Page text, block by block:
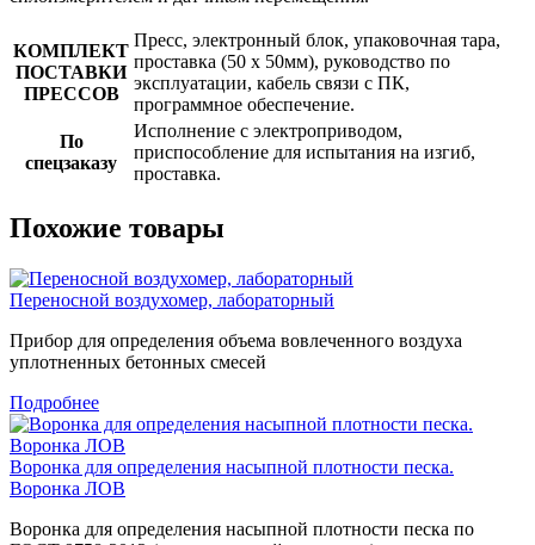
КОМПЛЕКТ
ПОСТАВКИ
ПРЕССОВ
Пресс, электронный блок, упаковочная тара,
проставка (50 х 50мм), руководство по
эксплуатации, кабель связи с ПК,
программное обеспечение.
По
спецзаказу
Исполнение с электроприводом,
приспособление для испытания на изгиб,
проставка.
Похожие товары
Переносной воздухомер, лабораторный
Прибор для определения объема вовлеченного воздуха
уплотненных бетонных смесей
Подробнее
Воронка для определения насыпной плотности песка.
Воронка ЛОВ
Воронка для определения насыпной плотности песка по